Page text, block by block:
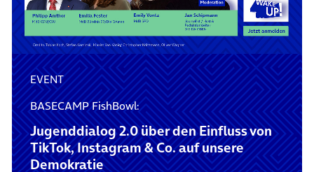
EVENT
BASECAMP FishBowl:
Jugenddialog 2.0 über den Einfluss von
TikTok, Instagram & Co. auf unsere
Demokratie